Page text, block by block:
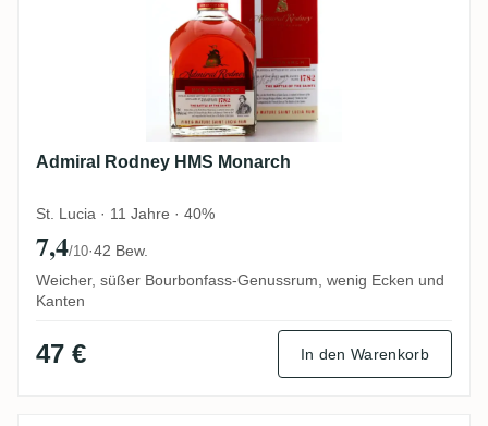
Admiral Rodney HMS Monarch
St. Lucia · 11 Jahre · 40%
7,4/10·42 Bew.
Weicher, süßer Bourbonfass-Genussrum, wenig Ecken und
Kanten
47 € In den Warenkorb